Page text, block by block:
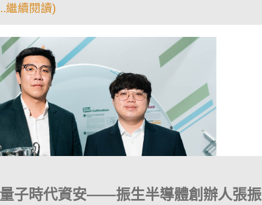
繼續閱讀)
子時代資安——振生半導體創辦人張振